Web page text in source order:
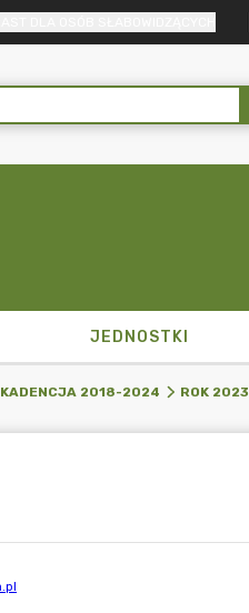
JEDNOSTKI
KADENCJA 2018-2024
ROK 2023